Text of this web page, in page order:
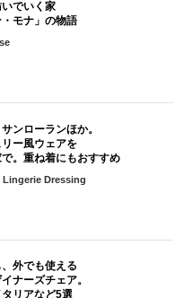
いでいく家
・モナ」の物語
ンローランほか。
ー風ウェアを
。重ね着にもおすすめ
Lingerie Dressing
外でも使える
ナーズチェア。
リアなど5選